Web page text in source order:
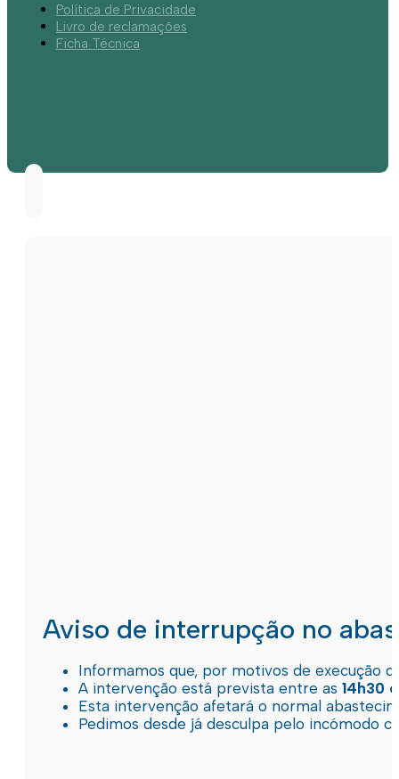
Política de Privacidade
Livro de reclamações
Ficha Técnica
Aviso de interrupção no
Informamos que, por motivos de execução
A intervenção está prevista entre as 14h30
Esta intervenção afetará o normal
Pedimos desde já desculpa pelo incómodo